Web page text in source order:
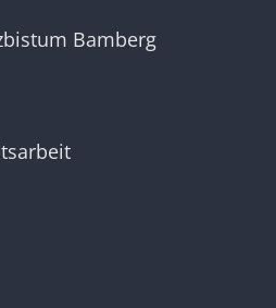
Bamberg